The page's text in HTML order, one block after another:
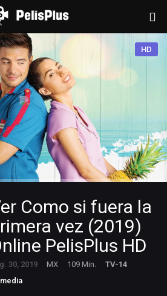
HD
Como si fuera la
vez (2019)
PelisPlus HD
30, 2019 MX 109 Min.
TV-14